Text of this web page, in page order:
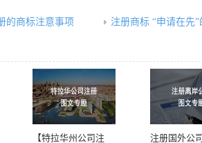
的商标注意事项 注册商标 “申请在先”
【特拉华州公司注 注册国外公